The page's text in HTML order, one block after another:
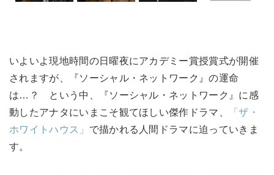
いよいよ現地時間の日曜夜にアカデミー賞授賞式が開催
されますが、『ソーシャル・ネットワーク』の運命
は…？ という中、『ソーシャル・ネットワーク』に感
動したアナタにいまこそ観てほしい傑作ドラマ、
「ザ・
ホワイトハウス」 で描かれる人間ドラマに迫っていきま
す。